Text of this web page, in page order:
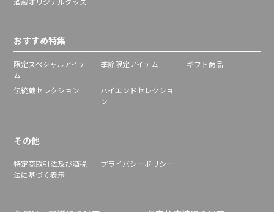
おすすめ特集
限定スペシャルアイテ
ム
季節限定アイテム ギフト商品
伝統蔵セレクション
ハイエンドセレクショ
ン
その他
特定商取引法及び酒税
法に基づく表示
プライバシーポリシー